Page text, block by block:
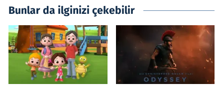
Bunlar da ilginizi çekebilir